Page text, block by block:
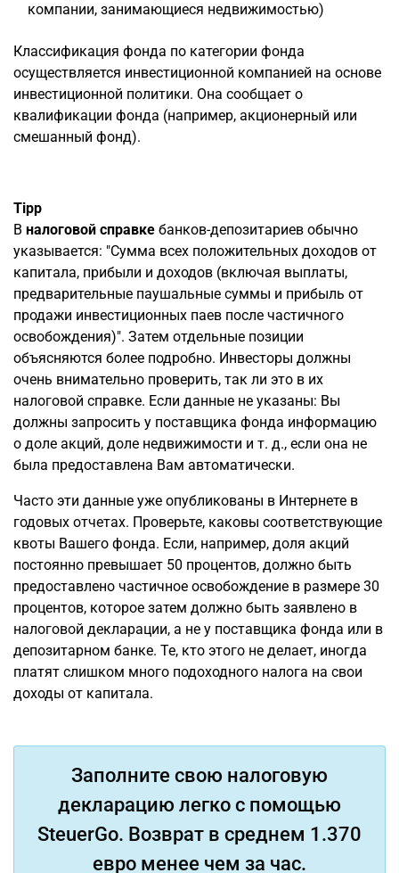
компании, занимающиеся недвижимостью)
Классификация фонда по категории фонда
осуществляется инвестиционной компанией на основе
инвестиционной политики. Она сообщает о
квалификации фонда (например, акционерный или
смешанный фонд).
Tipp
В налоговой справке банков-депозитариев обычно
указывается: "Сумма всех положительных доходов от
капитала, прибыли и доходов (включая выплаты,
предварительные паушальные суммы и прибыль от
продажи инвестиционных паев после частичного
освобождения)". Затем отдельные позиции
объясняются более подробно. Инвесторы должны
очень внимательно проверить, так ли это в их
налоговой справке. Если данные не указаны: Вы
должны запросить у поставщика фонда информацию
о доле акций, доле недвижимости и т. д., если она не
была предоставлена Вам автоматически.
Часто эти данные уже опубликованы в Интернете в
годовых отчетах. Проверьте, каковы соответствующие
квоты Вашего фонда. Если, например, доля акций
постоянно превышает 50 процентов, должно быть
предоставлено частичное освобождение в размере 30
процентов, которое затем должно быть заявлено в
налоговой декларации, а не у поставщика фонда или в
депозитарном банке. Те, кто этого не делает, иногда
платят слишком много подоходного налога на свои
доходы от капитала.
Заполните свою налоговую
декларацию легко с помощью
SteuerGo. Возврат в среднем 1.370
евро менее чем за час.